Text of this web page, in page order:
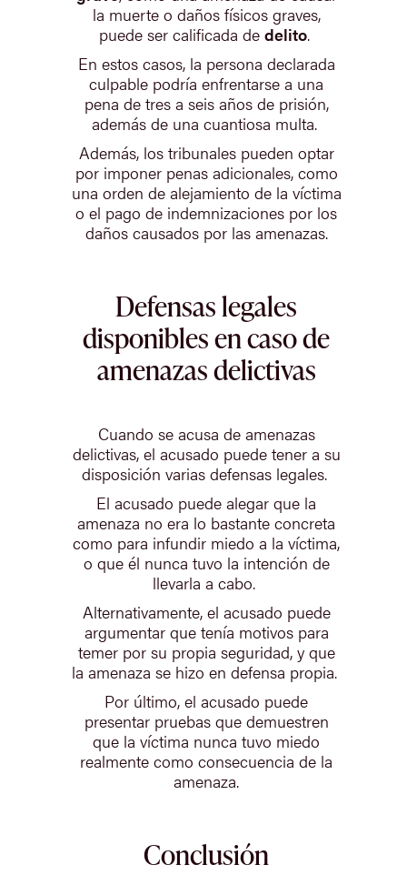
la muerte o daños físicos graves,
puede ser calificada de delito.
En estos casos, la persona declarada
culpable podría enfrentarse a una
pena de tres a seis años de prisión,
además de una cuantiosa multa.
Además, los tribunales pueden optar
por imponer penas adicionales, como
una orden de alejamiento de la víctima
o el pago de indemnizaciones por los
daños causados por las amenazas.
Defensas legales
disponibles en caso de
amenazas delictivas
Cuando se acusa de amenazas
delictivas, el acusado puede tener a su
disposición varias defensas legales.
El acusado puede alegar que la
amenaza no era lo bastante concreta
como para infundir miedo a la víctima,
o que él nunca tuvo la intención de
llevarla a cabo.
Alternativamente, el acusado puede
argumentar que tenía motivos para
temer por su propia seguridad, y que
la amenaza se hizo en defensa propia.
Por último, el acusado puede
presentar pruebas que demuestren
que la víctima nunca tuvo miedo
realmente como consecuencia de la
amenaza.
Conclusión